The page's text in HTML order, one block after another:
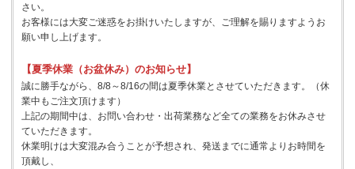
さい。
お客様には大変ご迷惑をお掛けいたしますが、ご理解を賜りますようお
願い申し上げます。
【夏季休業（お盆休み）のお知らせ】
誠に勝手ながら、8/8～8/16の間は夏季休業とさせていただきます。（休
業中もご注文頂けます）
上記の期間中は、お問い合わせ・出荷業務など全ての業務をお休みさせ
ていただきます。
休業明けは大変混み合うことが予想され、発送までに通常よりお時間を
頂戴し、